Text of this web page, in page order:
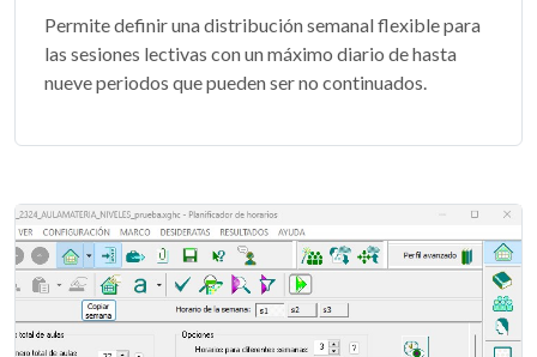
Permite definir una distribución semanal flexible para
las sesiones lectivas con un máximo diario de hasta
nueve periodos que pueden ser no continuados.